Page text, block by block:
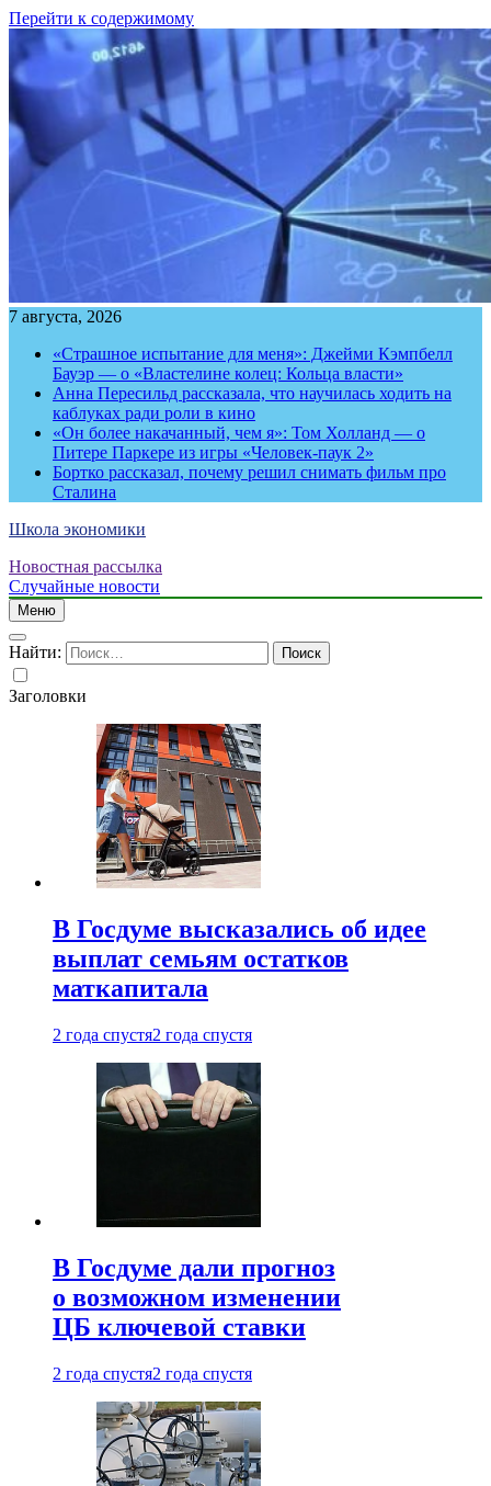
Перейти к содержимому
7 августа, 2026
«Страшное испытание для меня»: Джейми Кэмпбелл
Бауэр — о «Властелине колец: Кольца власти»
Анна Пересильд рассказала, что научилась ходить на
каблуках ради роли в кино
«Он более накачанный, чем я»: Том Холланд — о
Питере Паркере из игры «Человек-паук 2»
Бортко рассказал, почему решил снимать фильм про
Сталина
Школа экономики
Новостная рассылка
Случайные новости
Меню
Найти:
Заголовки
В Госдуме высказались об идее
выплат семьям остатков
маткапитала
2 года спустя2 года спустя
В Госдуме дали прогноз
о возможном изменении
ЦБ ключевой ставки
2 года спустя2 года спустя